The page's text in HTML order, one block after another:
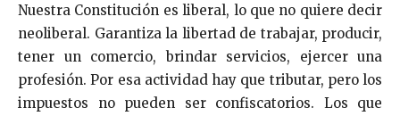
Nuestra Constitución es liberal, lo que no quiere decir
neoliberal. Garantiza la libertad de trabajar, producir,
tener un comercio, brindar servicios, ejercer una
profesión. Por esa actividad hay que tributar, pero los
impuestos no pueden ser confiscatorios. Los que